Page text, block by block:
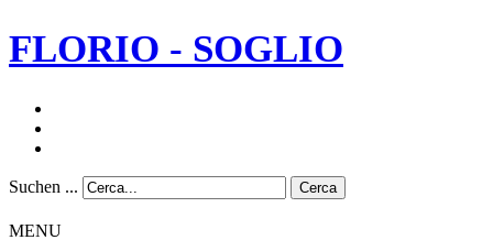
FLORIO - SOGLIO
Suchen ... Cerca
MENU